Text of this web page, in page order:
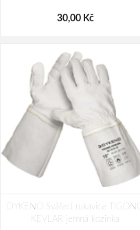
30,00 Kč
DYKENO Svářecí rukavice TIGONO
KEVLAR jemná kozinka